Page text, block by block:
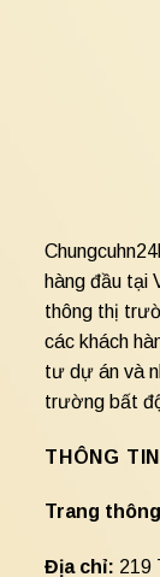
hàng đầu tại
thông thị
các khách
tư dự án và
trường bất
THÔNG
Trang
Địa chỉ: 219